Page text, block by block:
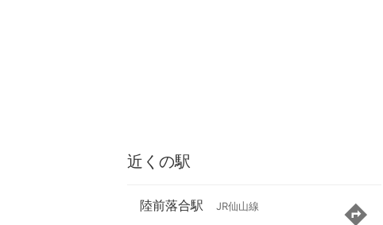
近くの駅
陸前落合駅 JR仙山線